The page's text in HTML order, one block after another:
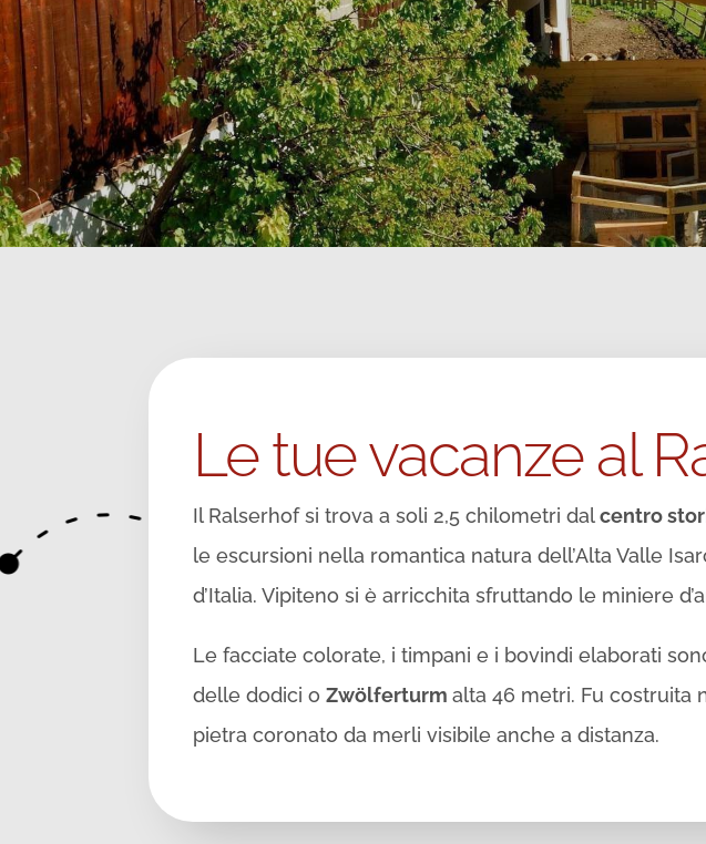
Le tue vacanze al
Il Ralserhof si trova a soli 2,5 chilometri dalcentro
le escursioni nella romantica natura dell’Alta Valle
d’Italia. Vipiteno si è arricchita sfruttando le miniere
Le facciate colorate, i timpani e i bovindi elaborati
delle dodici oZwölferturmalta 46 metri. Fu costruita
pietra coronato da merli visibile anche a distanza.